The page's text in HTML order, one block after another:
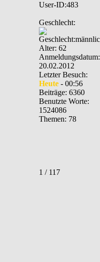
User-ID:483
Geschlecht:
Alter: 62
Anmeldungsdatum:
20.02.2012
Letzter Besuch:
Heute- 00:56
Beiträge: 6360
Benutzte Worte:
1524086
Themen: 78
1 / 117